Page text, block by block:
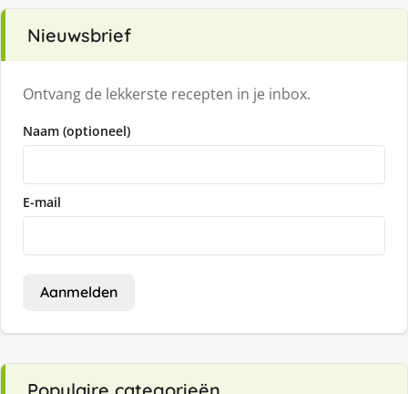
Nieuwsbrief
Ontvang de lekkerste recepten in je inbox.
Naam (optioneel)
E-mail
Aanmelden